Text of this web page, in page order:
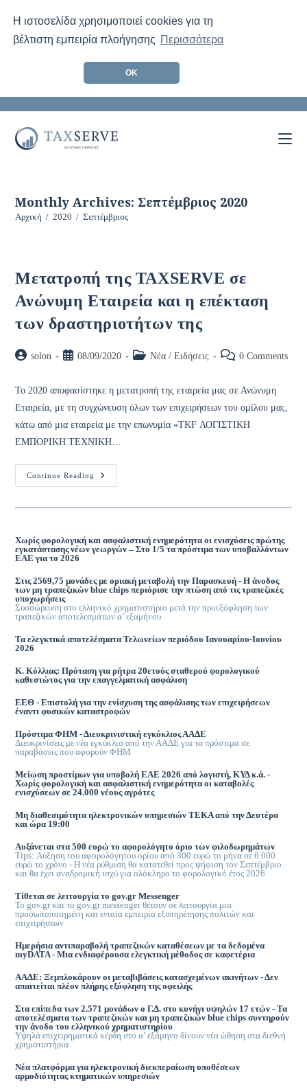
Η ιστοσελίδα χρησιμοποιεί cookies για τη
βέλτιστη εμπειρία πλοήγησης Περισσότερα
ΟΚ
content
Monthly Archives: Σεπτέμβριος 2020
Αρχική / 2020 / Σεπτέμβριος
Μετατροπή της TAXSERVE σε
Ανώνυμη Εταιρεία και η επέκταση
των δραστηριοτήτων της
Postsolon
Post08/09/2020
Post Νέα / Ειδήσεις
Post 0 Comments
Το 2020 αποφασίστηκε η μετατροπή της εταιρεία μας σε Ανώνυμη
Εταιρεία, με τη συγχώνευση όλων των επιχειρήσεων του ομίλου μας,
κάτω από μια εταιρεία με την επωνυμία «TKF ΛΟΓΙΣΤΙΚΗ
ΕΜΠΟΡΙΚΗ ΤΕΧΝΙΚΗ…
Continue Reading
Μετατροπή
Της
Η
Επέκταση
Της
Χωρίς φορολογική και ασφαλιστική ενημερότητα οι ενισχύσεις πρώτης
εγκατάστασης νέων γεωργών – Στο 1/5 τα πρόστιμα των υποβαλλόντων
ΕΑΕ για το 2026
Στις 2569,75 μονάδες με οριακή μεταβολή την Παρασκευή - Η άνοδος
των μη τραπεζικών blue chips περιόρισε την πτώση από τις τραπεζικές
υποχωρήσεις
Συσσώρευση στο ελληνικό χρηματιστήριο μετά την προεξόφληση των
τραπεζικών αποτελεσμάτων α’ εξαμήνου
Τα ελεγκτικά αποτελέσματα Τελωνείων περιόδου Ιανουαρίου-Ιουνίου
2026
Κ. Κόλλιας: Πρόταση για ρήτρα 20ετούς σταθερού φορολογικού
καθεστώτος για την επαγγελματική ασφάλιση
ΕΕΘ - Επιστολή για την ενίσχυση της ασφάλισης των επιχειρήσεων
έναντι φυσικών καταστροφών
Πρόστιμα ΦΗΜ - Διευκρινιστική εγκύκλιος ΑΑΔΕ
Διευκρινίσεις με νέα εγκύκλιο από την ΑΑΔΕ για τα πρόστιμα σε
παραβάσεις που αφορούν ΦΗΜ
Μείωση προστίμων για υποβολή ΕΑΕ 2026 από λογιστή, ΚΥΔ κ.ά. -
Χωρίς φορολογική και ασφαλιστική ενημερότητα οι καταβολές
ενισχύσεων σε 24.000 νέους αγρότες
Μη διαθεσιμότητα ηλεκτρονικών υπηρεσιών ΤΕΚΑ από την Δευτέρα
και ώρα 19:00
Αυξάνεται στα 500 ευρώ το αφορολόγητο όριο των φιλοδωρημάτων
Tips: Αύξηση του αφορολόγητου ορίου από 300 ευρώ το μήνα σε 6.000
ευρώ το χρόνο - Η νέα ρύθμιση θα κατατεθεί προς ψήφιση τον Σεπτέμβριο
και θα έχει αναδρομική ισχύ για ολόκληρο το φορολογικό έτος 2026
Τίθεται σε λειτουργία το gov.gr Μessenger
Το gov.gr και το gov.gr messenger θέτουν σε λειτουργία μια
προσωποποιημένη και ενιαία εμπειρία εξυπηρέτησης πολιτών και
επιχειρήσεων
Ημερήσια αντιπαραβολή τραπεζικών καταθέσεων με τα δεδομένα
myDATA - Μια ενδιαφέρουσα ελεγκτική μέθοδος σε καφετέρια
ΑΑΔΕ: Ξεμπλοκάρουν οι μεταβιβάσεις κατασχεμένων ακινήτων - Δεν
απαιτείται πλέον πλήρης εξόφληση της οφειλής
Στα επίπεδα των 2.571 μονάδων ο Γ.Δ. στο κυνήγι υψηλών 17 ετών - Τα
αποτελέσματα των τραπεζικών και μη τραπεζικών blue chips συντηρούν
την άνοδο του ελληνικού χρηματιστηρίου
Υψηλά επιχειρηματικά κέρδη στο α’ εξάμηνο δίνουν νέα ώθηση στα διεθνή
χρηματιστήρια
Νέα πλατφόρμα για ηλεκτρονική διεκπεραίωση υποθέσεων
αρμοδιότητας κτηματικών υπηρεσιών